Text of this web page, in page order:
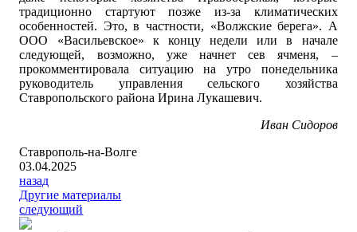
традиционно стартуют позже из-за климатических
особенностей. Это, в частности, «Волжские берега». А
ООО «Васильевское» к концу недели или в начале
следующей, возможно, уже начнет сев ячменя, –
прокомментировала ситуацию на утро понедельника
руководитель управления сельского хозяйства
Ставропольского района Ирина Лукашевич.
Иван Сидоров
Ставрополь-на-Волге
03.04.2025
назад
Другие материалы
следующий